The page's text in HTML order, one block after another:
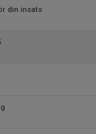
din insats